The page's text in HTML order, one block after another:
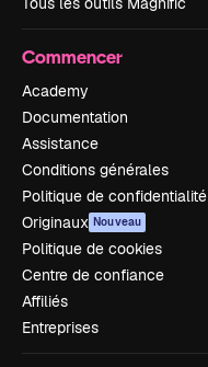
Commencer
Academy
Documentation
Assistance
Conditions générales
Politique de confidentialité
Originaux Nouveau
Politique de cookies
Centre de confiance
Affiliés
Entreprises